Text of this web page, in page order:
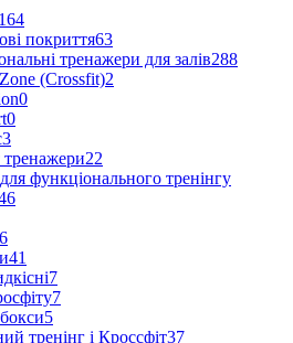
164
покриття63
тренажери для залів288
(Crossfit)2
0
0
3
тренажери22
функціонального тренінгу
41
7
7
5
тренінг і Кроссфіт37